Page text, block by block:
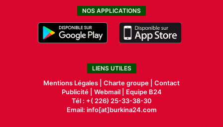
NOS APPLICATIONS
LIENS UTILES
Mentions Légales | Charte groupe | Contact
Publicité| Webmail |
Equipe B24
Tél : +( 226) 25-33-38-30
Email: info[at]burkina24.com